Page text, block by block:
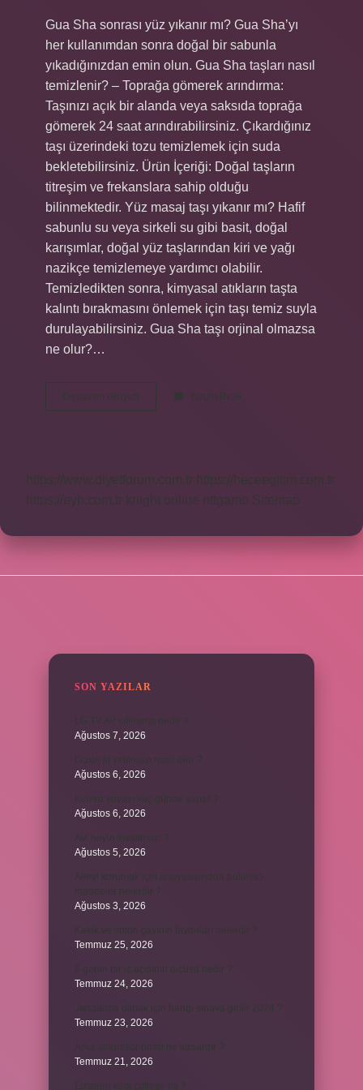
Gua Sha sonrası yüz yıkanır mı? Gua Sha’yı
her kullanımdan sonra doğal bir sabunla
yıkadığınızdan emin olun. Gua Sha taşları nasıl
temizlenir? – Toprağa gömerek arındırma:
Taşınızı açık bir alanda veya saksıda toprağa
gömerek 24 saat arındırabilirsiniz. Çıkardığınız
taşı üzerindeki tozu temizlemek için suda
bekletebilirsiniz. Ürün İçeriği: Doğal taşların
titreşim ve frekanslara sahip olduğu
bilinmektedir. Yüz masaj taşı yıkanır mı? Hafif
sabunlu su veya sirkeli su gibi basit, doğal
karışımlar, doğal yüz taşlarından kiri ve yağı
nazikçe temizlemeye yardımcı olabilir.
Temizledikten sonra, kimyasal atıkların taşta
kalıntı bırakmasını önlemek için taşı temiz suyla
durulayabilirsiniz. Gua Sha taşı orjinal olmazsa
ne olur?…
Devamını okuyun
Sha
Yorum Bırak
https://www.diyetforum.com.tr
https://heceegitim.com.tr
https://eyh.com.tr
knight online nttgame Sitemap
SON YAZILAR
Ağustos 7, 2026
Ağustos 6, 2026
Ağustos 6, 2026
Ağustos 5, 2026
Ağustos 3, 2026
Temmuz 25, 2026
Temmuz 24, 2026
Temmuz 23, 2026
Temmuz 21, 2026